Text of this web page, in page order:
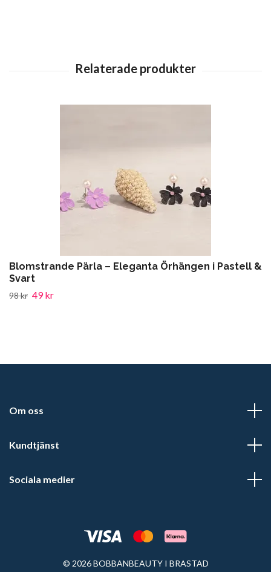
Blomstrande Pärla – Eleganta Örhängen i Pastell &
Svart
98 kr 49 kr
Om oss
Kundtjänst
Sociala medier
© 2026 BOBBANBEAUTY I BRASTAD